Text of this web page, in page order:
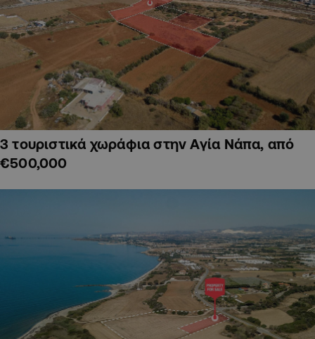
3 τουριστικά χωράφια στην Αγία Νάπα, από
€500,000